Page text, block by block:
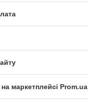
маркетплейсі Prom.ua